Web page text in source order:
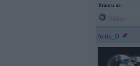
Braucu ar:
Artis_D